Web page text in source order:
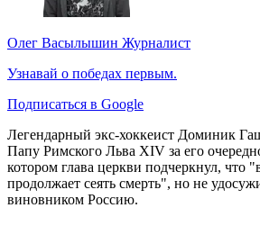
Олег Васылышин Журналист
Узнавай о победах первым.
Подписаться в Google
Легендарный экс-хоккеист Доминик
Папу Римского Льва XIV за его
котором глава церкви подчеркнул, что
продолжает сеять смерть", но не
виновником Россию.